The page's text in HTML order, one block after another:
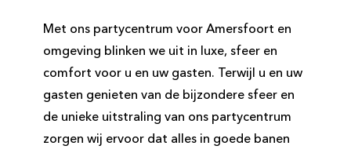
Met ons partycentrum voor Amersfoort en
omgeving blinken we uit in luxe, sfeer en
comfort voor u en uw gasten. Terwijl u en uw
gasten genieten van de bijzondere sfeer en
de unieke uitstraling van ons partycentrum
zorgen wij ervoor dat alles in goede banen